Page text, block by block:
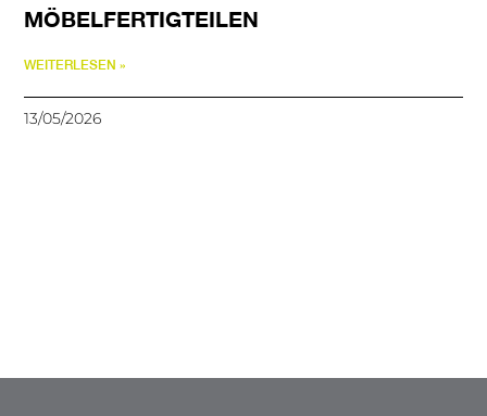
MÖBELFERTIGTEILEN
WEITERLESEN »
13/05/2026